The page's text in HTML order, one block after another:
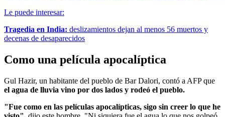
Le puede interesar:
Tragedia en India: deslizamientos dejan al menos 56 muertos y
decenas de desaparecidos
Como una película apocalíptica
Gul Hazir, un habitante del pueblo de Bar Dalori, contó a AFP que
el agua de lluvia vino por dos lados y rodeó el pueblo.
"Fue como en las películas apocalípticas, sigo sin creer lo que he